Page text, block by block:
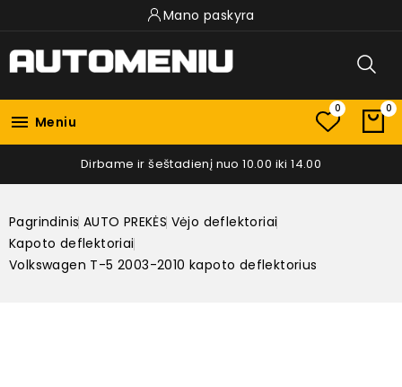
Mano paskyra
 Meniu
0 0
Dirbame ir šeštadienį nuo 10.00 iki 14.00
Pagrindinis AUTO PREKĖS Vėjo deflektoriai
Kapoto deflektoriai
Volkswagen T-5 2003-2010 kapoto deflektorius